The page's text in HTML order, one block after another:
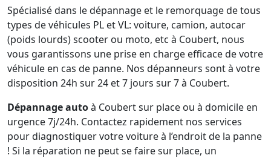
Spécialisé dans le dépannage et le remorquage de tous
types de véhicules PL et VL: voiture, camion, autocar
(poids lourds) scooter ou moto, etc à Coubert, nous
vous garantissons une prise en charge efficace de votre
véhicule en cas de panne. Nos dépanneurs sont à votre
disposition 24h sur 24 et 7 jours sur 7 à Coubert.
Dépannage autoà Coubert sur place ou à domicile en
urgence 7j/24h. Contactez rapidement nos services
pour diagnostiquer votre voiture à l’endroit de la panne
! Si la réparation ne peut se faire sur place, un